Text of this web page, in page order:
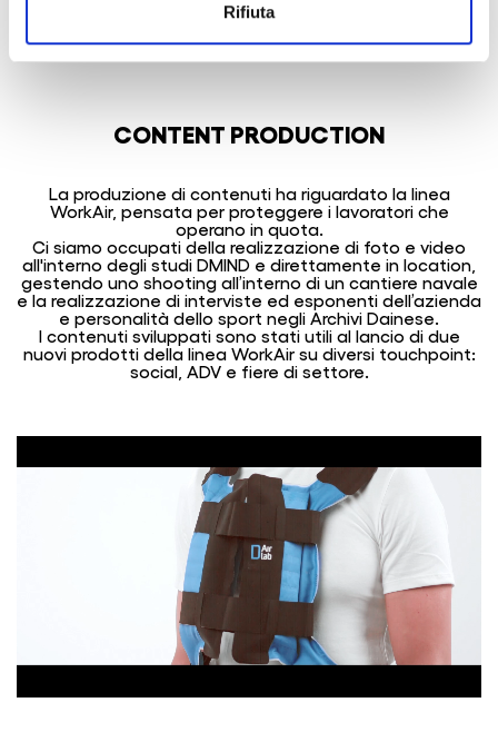
Rifiuta
CONTENT PRODUCTION
La produzione di contenuti ha riguardato la linea
WorkAir, pensata per proteggere i lavoratori che
operano in quota.
Ci siamo occupati della realizzazione di foto e video
all'interno degli studi DMIND e direttamente in location,
gestendo uno shooting all’interno di un cantiere navale
e la realizzazione di interviste ed esponenti dell’azienda
e personalità dello sport negli Archivi Dainese.
I contenuti sviluppati sono stati utili al lancio di due
nuovi prodotti della linea WorkAir su diversi touchpoint:
social, ADV e fiere di settore.